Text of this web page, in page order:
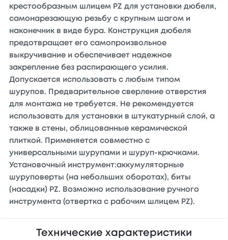
крестообразным шлицем PZ для установки дюбеля,
самонарезающую резьбу с крупным шагом и
наконечник в виде бура. Конструкция дюбеля
предотвращает его самопроизвольное
выкручивание и обеспечивает надежное
закрепление без распирающего усилия.
Допускается использовать с любым типом
шурупов. Предварительное сверление отверстия
для монтажа не требуется. Не рекомендуется
использовать для установки в штукатурный слой, а
также в стены, облицованные керамической
плиткой. Применяется совместно с
универсальными шурупами и шуруп-крючками.
Установочный инструмент:аккумуляторные
шуруповерты (на небольших оборотах), биты
(насадки) PZ. Возможно использование ручного
инструмента (отвертка с рабочим шлицем PZ).
Технические характеристики